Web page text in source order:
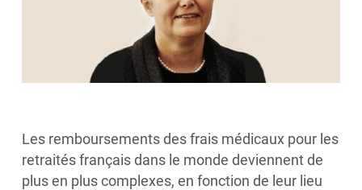
Les remboursements des frais médicaux pour les
retraités français dans le monde deviennent de
plus en plus complexes, en fonction de leur lieu